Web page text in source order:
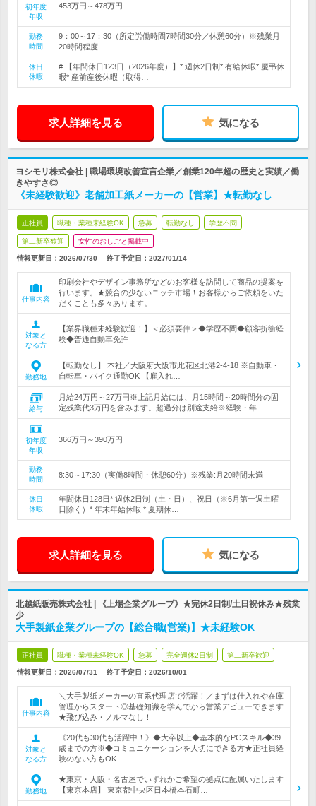
初年度
年収
453万円～478万円
勤務
時間
9：00～17：30（所定労働時間7時間30分／休憩60分）※残業月
20時間程度
休日
休暇
# 【年間休日123日（2026年度）】* 週休2日制* 有給休暇* 慶弔休
暇* 産前産後休暇（取得…
求人詳細を見る 気になる
ヨシモリ株式会社 | 職場環境改善宣言企業／創業120年超の歴史と実績／働
きやすさ◎
《未経験歓迎》老舗加工紙メーカーの【営業】★転勤なし
正社員 職種・業種未経験OK 急募 転勤なし 学歴不問
第二新卒歓迎 女性のおしごと掲載中
情報更新日：2026/07/30 終了予定日： 2027/01/14
仕事内容
印刷会社やデザイン事務所などのお客様を訪問して商品の提案を
行います。★競合の少ないニッチ市場！お客様からご依頼をいた
だくことも多々あります。
対象と
なる方
【業界職種未経験歓迎！】＜必須要件＞◆学歴不問◆顧客折衝経
験◆普通自動車免許
勤務地
【転勤なし】 本社／大阪府大阪市此花区北港2-4-18 ※自動車・
自転車・バイク通勤OK 【雇入れ…
給与
月給24万円～27万円※上記月給には、月15時間～20時間分の固
定残業代3万円を含みます。超過分は別途支給※経験・年…
初年度
年収
366万円～390万円
勤務
時間
8:30～17:30（実働8時間・休憩60分）※残業:月20時間未満
休日
休暇
年間休日128日* 週休2日制（土・日）、祝日（※6月第一週土曜
日除く）* 年末年始休暇 * 夏期休…
求人詳細を見る 気になる
北越紙販売株式会社 | 《上場企業グループ》★完休2日制/土日祝休み★残業
少
大手製紙企業グループの【総合職(営業)】★未経験OK
正社員 職種・業種未経験OK 急募 完全週休2日制 第二新卒歓迎
情報更新日：2026/07/31 終了予定日： 2026/10/01
仕事内容
＼大手製紙メーカーの直系代理店で活躍！／まずは仕入れや在庫
管理からスタート◎基礎知識を学んでから営業デビューできます
★飛び込み・ノルマなし！
対象と
なる方
《20代も30代も活躍中！》◆大卒以上◆基本的なPCスキル◆39
歳までの方※◆コミュニケーションを大切にできる方★正社員経
験のない方もOK
勤務地
★東京・大阪・名古屋でいずれかご希望の拠点に配属いたします
【東京本店】 東京都中央区日本橋本石町…